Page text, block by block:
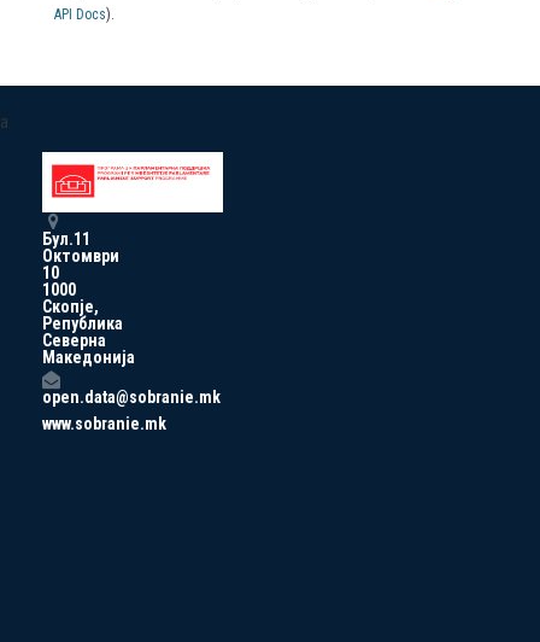
API Docs).
a
Бул.11
Октомври
10
1000
Скопје,
Република
Северна
Македонија
open.data@sobranie.mk
www.sobranie.mk